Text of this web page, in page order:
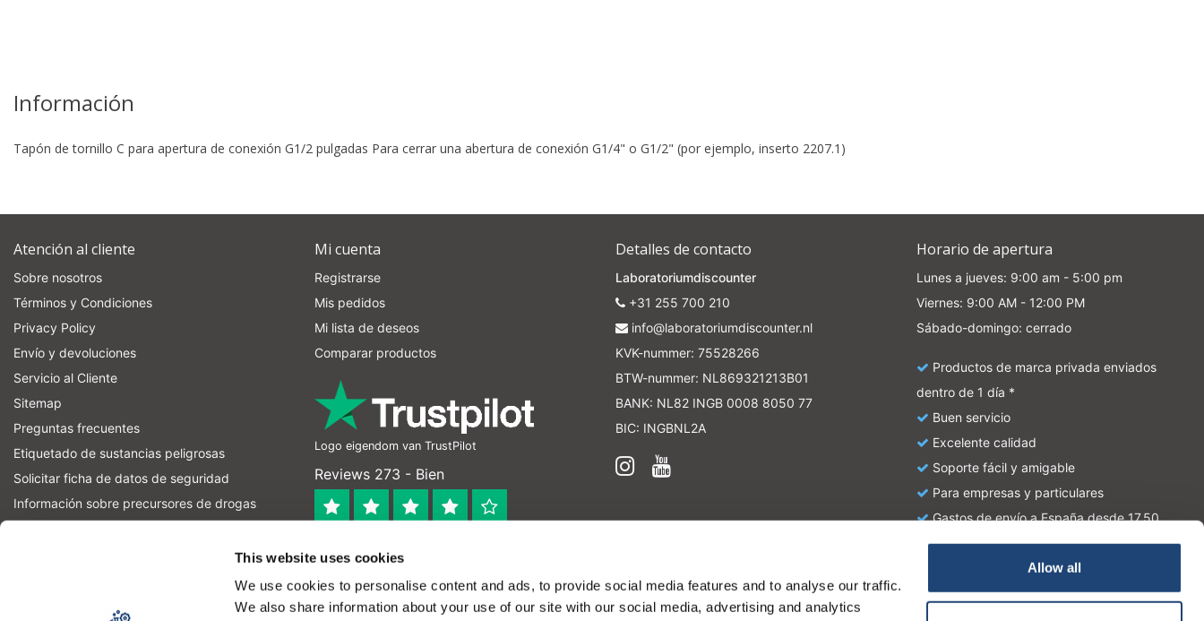
This website uses cookies
We use cookies to personalise content and ads, to provide social media features and to analyse our traffic.
We also share information about your use of our site with our social media, advertising and analytics
Allow all
Información
Tapón de tornillo C para apertura de conexión G1/2 pulgadas Para cerrar una abertura de conexión G1/4" o G1/2" (por ejemplo, inserto 2207.1)
Atención al cliente
Sobre nosotros
Términos y Condiciones
Privacy Policy
Envío y devoluciones
Servicio al Cliente
Sitemap
Preguntas frecuentes
Etiquetado de sustancias peligrosas
Solicitar ficha de datos de seguridad
Información sobre precursores de drogas
Mi cuenta
Registrarse
Mis pedidos
Mi lista de deseos
Comparar productos
Logo eigendom van TrustPilot
Reviews 273 - Bien
Detalles de contacto
Laboratoriumdiscounter
+31 255 700 210
info@laboratoriumdiscounter.nl
KVK-nummer: 75528266
BTW-nummer: NL869321213B01
BANK: NL82 INGB 0008 8050 77
BIC: INGBNL2A
Horario de apertura
Lunes a jueves: 9:00 am - 5:00 pm
Viernes: 9:00 AM - 12:00 PM
Sábado-domingo: cerrado
Productos de marca privada enviados
dentro de 1 día *
Buen servicio
Excelente calidad
Soporte fácil y amigable
Para empresas y particulares
Gastos de envío a España desde 17,50
euros
Let op! Op onze productomschrijvingen kunnen geen rechten verleend worden en zijn enkel ter educatie en/of informatie en zijn geen handleiding of omschrijving hoe u het